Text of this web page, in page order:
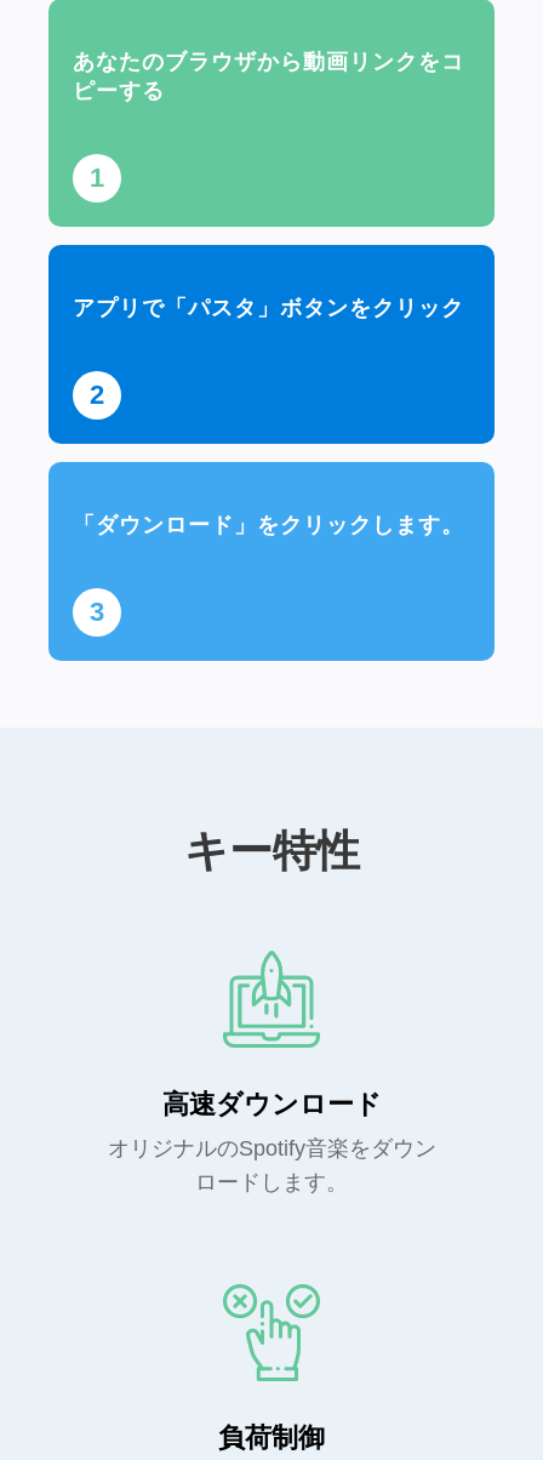
1
あなたのブラウザから動画リンクをコ
ピーする
2
アプリで「パスタ」ボタンをクリック
3
「ダウンロード」をクリックします。
キー特性
高速ダウンロード
オリジナルのSpotify音楽をダウン
ロードします。
負荷制御